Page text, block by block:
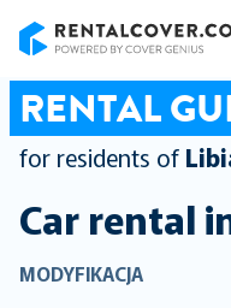
RENTAL
for residents of
Car rental
MODYFIKACJA